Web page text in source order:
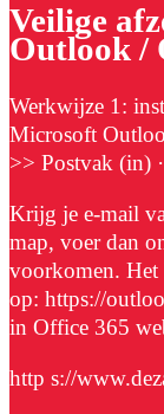
Veilige
Outlook /
Werkwijze 1:
Microsoft
>> Postvak (in)
Krijg je e-mail
map, voer dan
voorkomen. Het
op: https://
in Office 365
http s://